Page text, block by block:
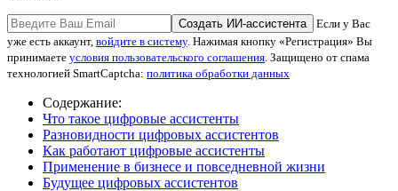
Создать ИИ-ассистента
Если у Вас
уже есть аккаунт, войдите в систему. Нажимая кнопку «Регистрация» Вы
принимаете условия пользовательского соглашения . Защищено от спама
технологией SmartCaptcha: политика обработки данных
Содержание:
Что такое цифровые ассистенты
Разновидности цифровых ассистентов
Как работают цифровые ассистенты
Применение в бизнесе и повседневной жизни
Будущее цифровых ассистентов